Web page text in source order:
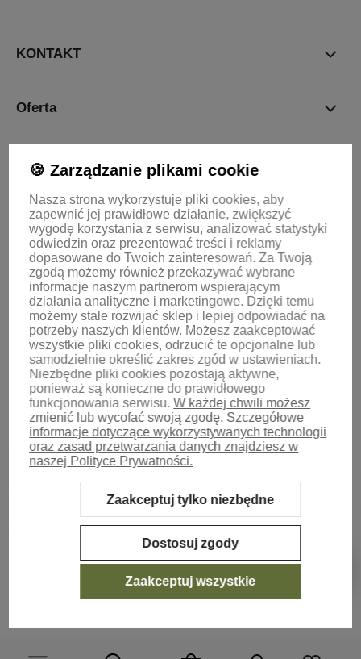
KONTAKT
Oferta
Informacje
KONTO
Sklep internetowy Shoper.pl Szablon Shoper Modern 3.0™
🍪 Zarządzanie plikami cookie
Nasza strona wykorzystuje pliki cookies, aby
zapewnić jej prawidłowe działanie, zwiększyć
wygodę korzystania z serwisu, analizować statystyki
odwiedzin oraz prezentować treści i reklamy
dopasowane do Twoich zainteresowań. Za Twoją
zgodą możemy również przekazywać wybrane
informacje naszym partnerom wspierającym
działania analityczne i marketingowe. Dzięki temu
możemy stale rozwijać sklep i lepiej odpowiadać na
potrzeby naszych klientów. Możesz zaakceptować
wszystkie pliki cookies, odrzucić te opcjonalne lub
samodzielnie określić zakres zgód w ustawieniach.
Niezbędne pliki cookies pozostają aktywne,
ponieważ są konieczne do prawidłowego
funkcjonowania serwisu. W każdej chwili możesz
zmienić lub wycofać swoją zgodę. Szczegółowe
informacje dotyczące wykorzystywanych technologii
oraz zasad przetwarzania danych znajdziesz w
naszej Polityce Prywatności.
Zaakceptuj tylko niezbędne
Dostosuj zgody
Zaakceptuj wszystkie